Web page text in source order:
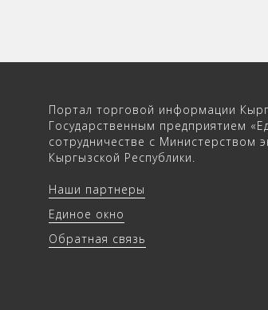
Портал торговой информации
Государственным предприятием
сотрудничестве с Министерством
Кыргызской Республики.
Наши партнеры
Единое окно
Обратная связь